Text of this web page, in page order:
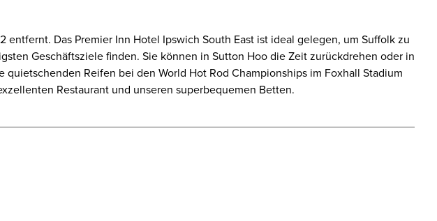
Das Premier Inn Hotel Ipswich South East ist ideal gelegen, um Suffolk zu
Geschäftsziele finden. Sie können in Sutton Hoo die Zeit zurückdrehen oder in
Reifen bei den World Hot Rod Championships im Foxhall Stadium
Restaurant und unseren superbequemen Betten.